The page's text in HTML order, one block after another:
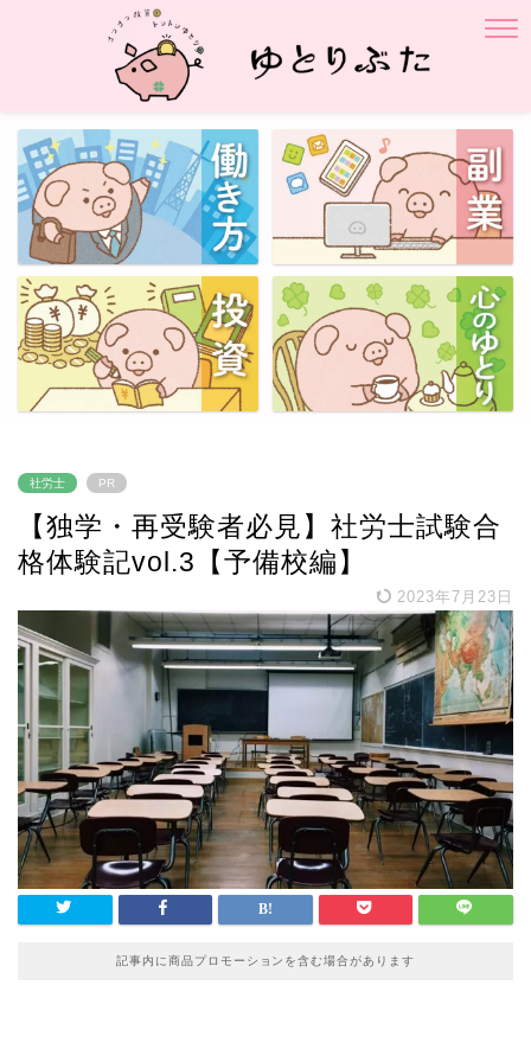
社労士 PR
【独学・再受験者必見】社労士試験合
格体験記vol.3【予備校編】
2023年7月23日
記事内に商品プロモーションを含む場合があります